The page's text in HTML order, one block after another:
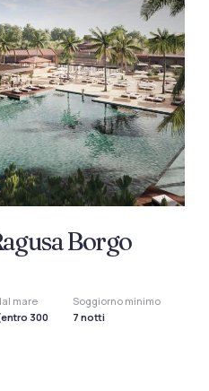
Borgo
mare
300
Soggiorno minimo
7 notti